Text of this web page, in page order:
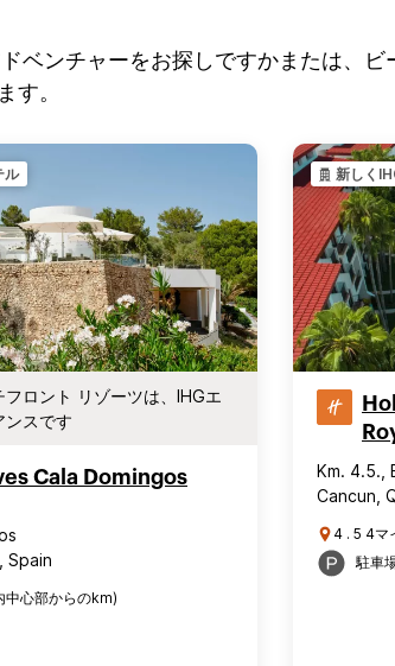
ベンチャーをお探しですかまたは、
す。
ル
ロント リゾーツは、IHGエ
ンスです
Cala Domingos
Spain
中心部からのkm)
新しく
Km. 4.5.,
Cancun,
4 . 5 4マ
駐車